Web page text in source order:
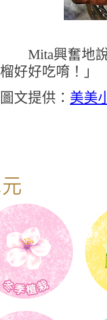
Mita興奮地說
榴好好吃唷！」
圖文提供： 美美